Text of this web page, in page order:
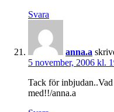
Svara
anna.a
5 november, 2006 kl.
Tack för
med!!/anna.a